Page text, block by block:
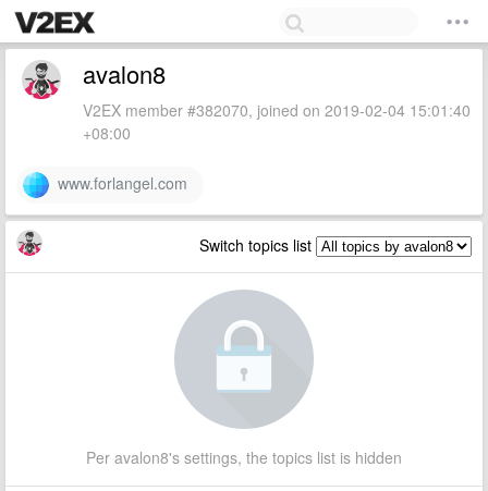
avalon8
V2EX member #382070, joined on 2019-02-04 15:01:40
+08:00
www.forlangel.com
Switch topics list
Per avalon8's settings, the topics list is hidden